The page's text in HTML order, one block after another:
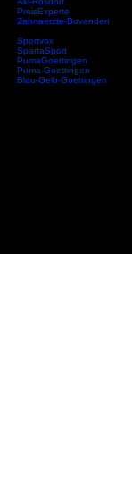
PreisExperte
Zahnaerzte-Bovenden
Sportvox
SpartaSport
PumaGoettingen
Puma-Goettingen
Blau-Gelb-Goettingen